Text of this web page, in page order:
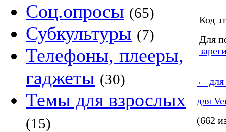
Соц.опросы (65)
Субкультуры (7)
Телефоны, плееры,
гаджеты (30)
Темы для взрослых
(15)
Код
Для
←
для
(662